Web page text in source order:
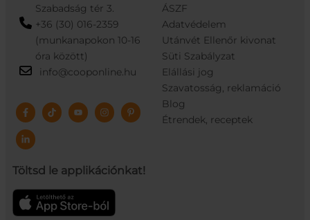
Szabadság tér 3.
+36 (30) 016-2359
(munkanapokon 10-16
óra között)
info@cooponline.hu
Töltsd le applikációnkat!
ÁSZF
Adatvédelem
Utánvét Ellenőr kivonat
Süti Szabályzat
Elállási jog
Szavatosság, reklamáció
Blog
Étrendek, receptek